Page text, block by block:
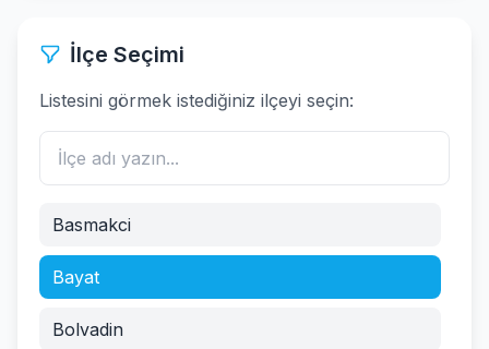
İlçe Seçimi
Listesini görmek istediğiniz ilçeyi seçin:
Basmakci
Bayat
Bolvadin